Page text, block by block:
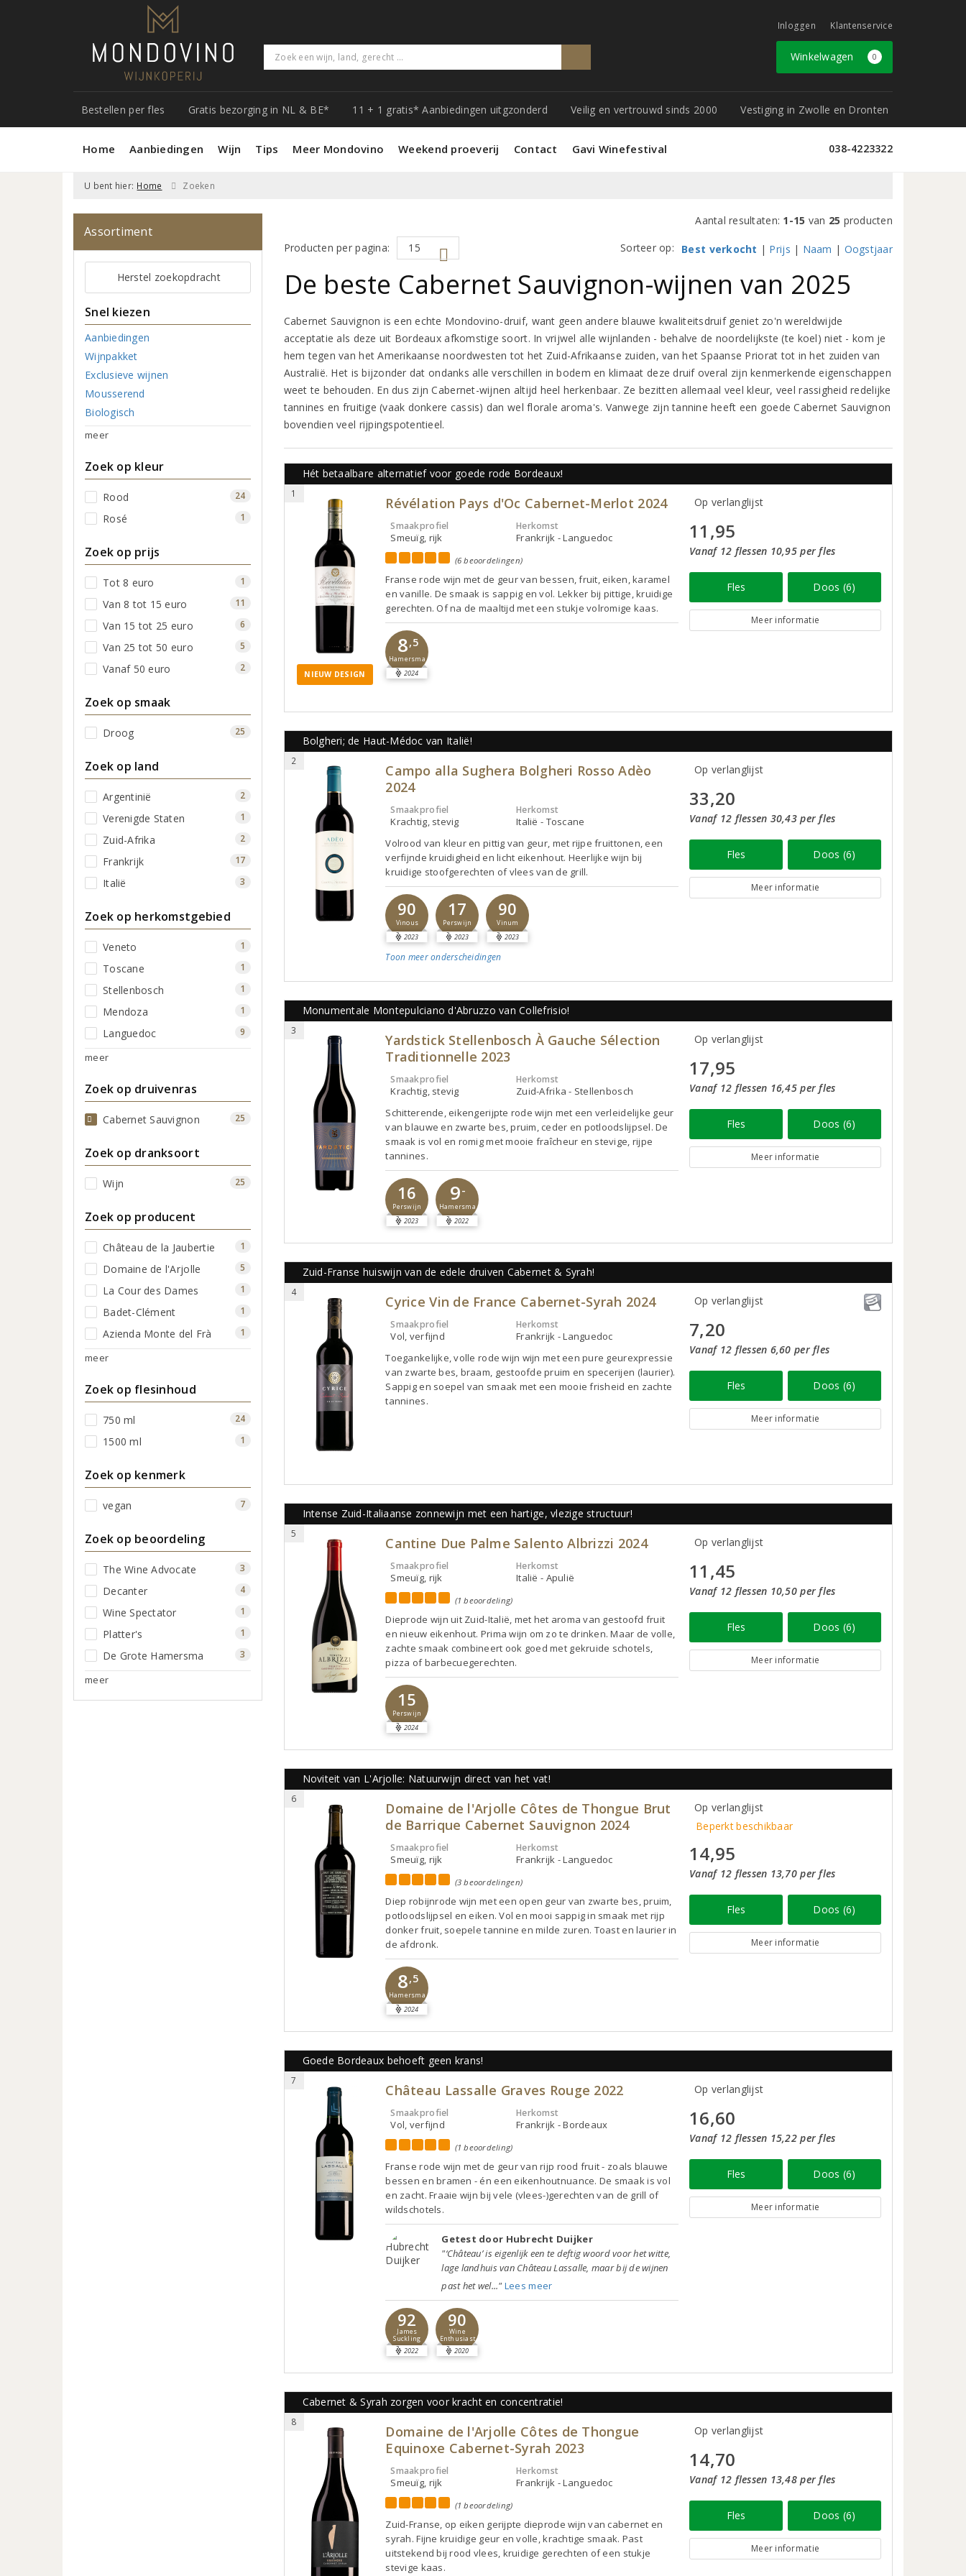
Inloggen Klantenservice
Winkelwagen 0
Bestellen per fles Gratis bezorging in NL & BE* 11 + 1 gratis* Aanbiedingen uitgzonderd Veilig en vertrouwd sinds 2000 Vestiging in Zwolle en Dronten
Home Aanbiedingen Wijn Tips Meer Mondovino Weekend proeverij Contact Gavi Winefestival 038-4223322
U bent hier: Home Zoeken
Assortiment
Herstel zoekopdracht
Snel kiezen
Aanbiedingen
Wijnpakket
Exclusieve wijnen
Mousserend
Biologisch
meer
Zoek op kleur
Rood 24
Rosé 1
Zoek op prijs
Tot 8 euro 1
Van 8 tot 15 euro 11
Van 15 tot 25 euro 6
Van 25 tot 50 euro 5
Vanaf 50 euro 2
Zoek op smaak
Droog 25
Zoek op land
Argentinië 2
Verenigde Staten 1
Zuid-Afrika 2
Frankrijk 17
Italië 3
Zoek op herkomstgebied
Veneto 1
Toscane 1
Stellenbosch 1
Mendoza 1
Languedoc 9
meer
Zoek op druivenras
Cabernet Sauvignon 25
Zoek op dranksoort
Wijn 25
Zoek op producent
Château de la Jaubertie 1
Domaine de l'Arjolle 5
La Cour des Dames 1
Badet-Clément 1
Azienda Monte del Frà 1
meer
Zoek op flesinhoud
750 ml 24
1500 ml 1
Zoek op kenmerk
vegan 7
Zoek op beoordeling
The Wine Advocate 3
Decanter 4
Wine Spectator 1
Platter's 1
De Grote Hamersma 3
meer
Aantal resultaten: 1-15 van 25 producten
Producten per pagina:
Sorteer op: Best verkocht | Prijs | Naam | Oogstjaar
De beste Cabernet Sauvignon-wijnen van 2025
Cabernet Sauvignon is een echte Mondovino-druif, want geen andere blauwe kwaliteitsdruif geniet zo'n wereldwijde
acceptatie als deze uit Bordeaux afkomstige soort. In vrijwel alle wijnlanden - behalve de noordelijkste (te koel) niet - kom je
hem tegen van het Amerikaanse noordwesten tot het Zuid-Afrikaanse zuiden, van het Spaanse Priorat tot in het zuiden van
Australië. Het is bijzonder dat ondanks alle verschillen in bodem en klimaat deze druif overal zijn kenmerkende eigenschappen
weet te behouden. En dus zijn Cabernet-wijnen altijd heel herkenbaar. Ze bezitten allemaal veel kleur, veel rassigheid redelijke
tannines en fruitige (vaak donkere cassis) dan wel florale aroma's. Vanwege zijn tannine heeft een goede Cabernet Sauvignon
bovendien veel rijpingspotentieel.
Hét betaalbare alternatief voor goede rode Bordeaux!
1
NIEUW DESIGN
Révélation Pays d'Oc Cabernet-Merlot 2024
Smaakprofiel
Smeuïg, rijk
Herkomst
Frankrijk - Languedoc
(6 beoordelingen)
Franse rode wijn met de geur van bessen, fruit, eiken, karamel
en vanille. De smaak is sappig en vol. Lekker bij pittige, kruidige
gerechten. Of na de maaltijd met een stukje volromige kaas.
8,5
Hamersma
2024
Op verlanglijst
11,95
Vanaf 12 flessen 10,95 per fles
Fles Doos (6)
Meer informatie
Bolgheri; de Haut-Médoc van Italië!
2
Campo alla Sughera Bolgheri Rosso Adèo
2024
Smaakprofiel
Krachtig, stevig
Herkomst
Italië - Toscane
Volrood van kleur en pittig van geur, met rijpe fruittonen, een
verfijnde kruidigheid en licht eikenhout. Heerlijke wijn bij
kruidige stoofgerechten of vlees van de grill.
90
Vinous
2023
17
Perswijn
2023
90
Vinum
2023
Toon meeronderscheidingen
Op verlanglijst
33,20
Vanaf 12 flessen 30,43 per fles
Fles Doos (6)
Meer informatie
Monumentale Montepulciano d'Abruzzo van Collefrisio!
3
Yardstick Stellenbosch À Gauche Sélection
Traditionnelle 2023
Smaakprofiel
Krachtig, stevig
Herkomst
Zuid-Afrika - Stellenbosch
Schitterende, eikengerijpte rode wijn met een verleidelijke geur
van blauwe en zwarte bes, pruim, ceder en potloodslijpsel. De
smaak is vol en romig met mooie fraîcheur en stevige, rijpe
tannines.
16
Perswijn
2023
9-
Hamersma
2022
Op verlanglijst
17,95
Vanaf 12 flessen 16,45 per fles
Fles Doos (6)
Meer informatie
Zuid-Franse huiswijn van de edele druiven Cabernet & Syrah!
4
Cyrice Vin de France Cabernet-Syrah 2024
Smaakprofiel
Vol, verfijnd
Herkomst
Frankrijk - Languedoc
Toegankelijke, volle rode wijn wijn met een pure geurexpressie
van zwarte bes, braam, gestoofde pruim en specerijen (laurier).
Sappig en soepel van smaak met een mooie frisheid en zachte
tannines.
Op verlanglijst
7,20
Vanaf 12 flessen 6,60 per fles
Fles Doos (6)
Meer informatie
Intense Zuid-Italiaanse zonnewijn met een hartige, vlezige structuur!
5
Cantine Due Palme Salento Albrizzi 2024
Smaakprofiel
Smeuïg, rijk
Herkomst
Italië - Apulië
(1 beoordeling)
Dieprode wijn uit Zuid-Italië, met het aroma van gestoofd fruit
en nieuw eikenhout. Prima wijn om zo te drinken. Maar de volle,
zachte smaak combineert ook goed met gekruide schotels,
pizza of barbecuegerechten.
15
Perswijn
2024
Op verlanglijst
11,45
Vanaf 12 flessen 10,50 per fles
Fles Doos (6)
Meer informatie
Noviteit van L'Arjolle: Natuurwijn direct van het vat!
6
Domaine de l'Arjolle Côtes de Thongue Brut
de Barrique Cabernet Sauvignon 2024
Smaakprofiel
Smeuïg, rijk
Herkomst
Frankrijk - Languedoc
(3 beoordelingen)
Diep robijnrode wijn met een open geur van zwarte bes, pruim,
potloodslijpsel en eiken. Vol en mooi sappig in smaak met rijp
donker fruit, soepele tannine en milde zuren. Toast en laurier in
de afdronk.
8,5
Hamersma
2024
Op verlanglijst
Beperkt beschikbaar
14,95
Vanaf 12 flessen 13,70 per fles
Fles Doos (6)
Meer informatie
Goede Bordeaux behoeft geen krans!
7
Château Lassalle Graves Rouge 2022
Smaakprofiel
Vol, verfijnd
Herkomst
Frankrijk - Bordeaux
(1 beoordeling)
Franse rode wijn met de geur van rijp rood fruit - zoals blauwe
bessen en bramen - én een eikenhoutnuance. De smaak is vol
en zacht. Fraaie wijn bij vele (vlees-)gerechten van de grill of
wildschotels.
Getest door Hubrecht Duijker
"‘Château’ is eigenlijk een te deftig woord voor het witte,
lage landhuis van Château Lassalle, maar bij de wijnen
past het wel..." Lees meer
92
James
Suckling
2022
90
Wine
Enthusiast
2020
Op verlanglijst
16,60
Vanaf 12 flessen 15,22 per fles
Fles Doos (6)
Meer informatie
Cabernet & Syrah zorgen voor kracht en concentratie!
8
Domaine de l'Arjolle Côtes de Thongue
Equinoxe Cabernet-Syrah 2023
Smaakprofiel
Smeuïg, rijk
Herkomst
Frankrijk - Languedoc
(1 beoordeling)
Zuid-Franse, op eiken gerijpte dieprode wijn van cabernet en
syrah. Fijne kruidige geur en volle, krachtige smaak. Past
uitstekend bij rood vlees, kruidige gerechten of een stukje
stevige kaas.
Op verlanglijst
14,70
Vanaf 12 flessen 13,48 per fles
Fles Doos (6)
Meer informatie